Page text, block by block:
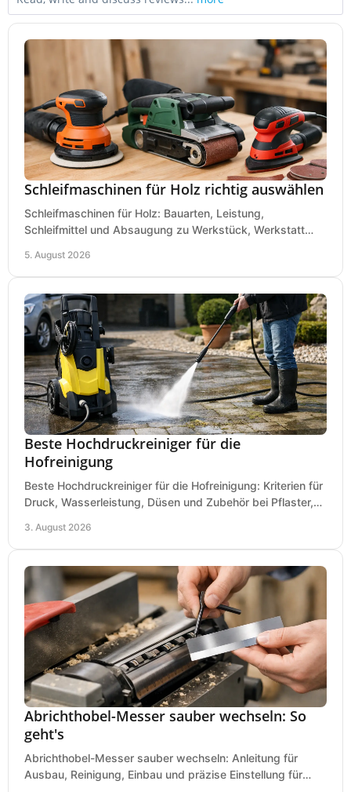
Schleifmaschinen für Holz richtig auswählen
Schleifmaschinen für Holz: Bauarten, Leistung,
Schleifmittel und Absaugung zu Werkstück, Werkstatt
5. August 2026
Beste Hochdruckreiniger für die
Hofreinigung
Beste Hochdruckreiniger für die Hofreinigung: Kriterien für
Druck, Wasserleistung, Düsen und Zubehör bei Pflaster,
3. August 2026
Abrichthobel-Messer sauber wechseln: So
geht's
Abrichthobel-Messer sauber wechseln: Anleitung für
Ausbau, Reinigung, Einbau und präzise Einstellung für